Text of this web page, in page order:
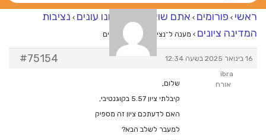
ראשי › פורומים › אתם שואלים – אנחנו עונים › נציבות
המדינה ציונים › מענה ל־נציבות המדינה ציונים
16 בינואר 2025 בשעה 12:34 #75154
ibra
אורח
שלום,
קיבלתי ציון 5.57 בקוגנטיבי,
האם לדעתכם ציון זה מספיק
למעבר לשלב הבא?